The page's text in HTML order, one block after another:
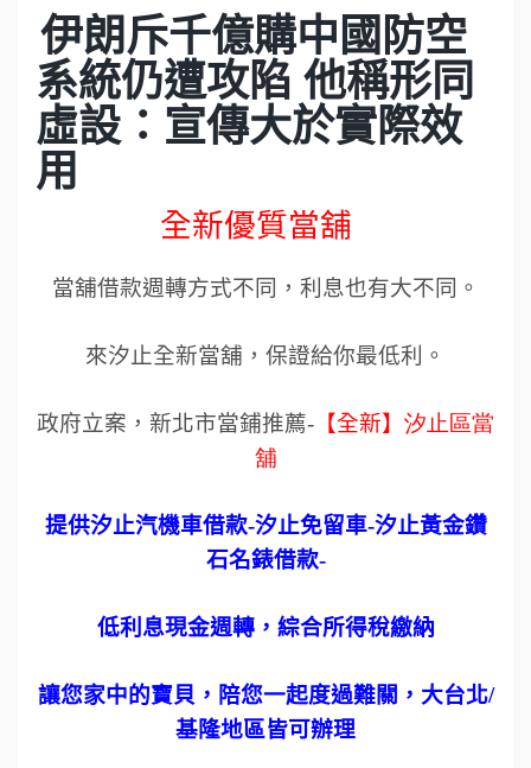
伊朗斥千億購中國防空
系統仍遭攻陷 他稱形同
虛設：宣傳大於實際效
用
全新優質當舖
當舖借款週轉方式不同，利息也有大不同。
來汐止全新當舖，保證給你最低利。
政府立案，新北市當鋪推薦- 【全新】 汐止區當
舖
提供汐止汽機車借款-汐止免留車-汐止黃金鑽
石名錶借款-
低利息現金週轉，綜合所得稅繳納
讓您家中的寶貝，陪您一起度過難關，大台北/
基隆地區皆可辦理